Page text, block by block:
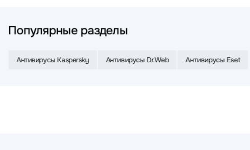
Популярные разделы
Антивирусы Kaspersky Антивирусы Dr.Web Антивирусы Eset